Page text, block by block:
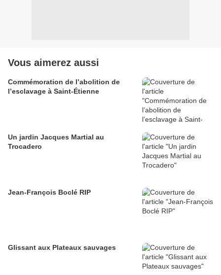
Vous aimerez aussi
Commémoration de l’abolition de
l’esclavage à Saint-Étienne
Un jardin Jacques Martial au
Trocadero
Jean-François Boclé RIP
Glissant aux Plateaux sauvages